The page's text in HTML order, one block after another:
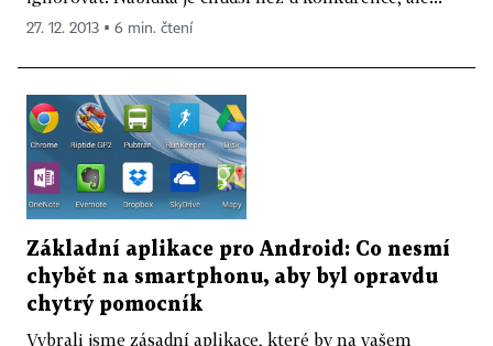
27. 12. 2013 ▪ 6 min. čtení
Základní aplikace pro Android: Co nesmí
chybět na smartphonu, aby byl opravdu
chytrý pomocník
Vybrali jsme zásadní aplikace, které by na vašem